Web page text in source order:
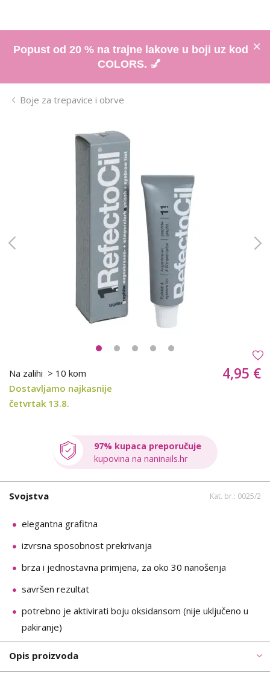
Popust od 20 % na trajne lakove u boji uz kod
COLORS. 💅
Boje za trepavice i obrve
Na zalihi > 10 kom
Dostavljamo najkasnije
četvrtak 13.8.
4,95 €
97% kupaca preporučuje
kupovina na naninails.hr
Svojstva Kat. br.: 0025/2
elegantna grafitna
izvrsna sposobnost prekrivanja
brza i jednostavna primjena, za oko 30 nanošenja
savršen rezultat
potrebno je aktivirati boju oksidansom (nije uključeno u
pakiranje)
Opis proizvoda